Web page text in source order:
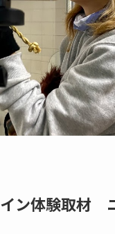
ン体験取材